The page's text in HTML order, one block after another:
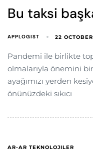
Bu taksi
APPLOGIST 22
Pandemi ile birlikte
olmalarıyla önemini
ayağımızı yerden
önünüzdeki sıkıcı
AR-AR TEKNOLOJILER